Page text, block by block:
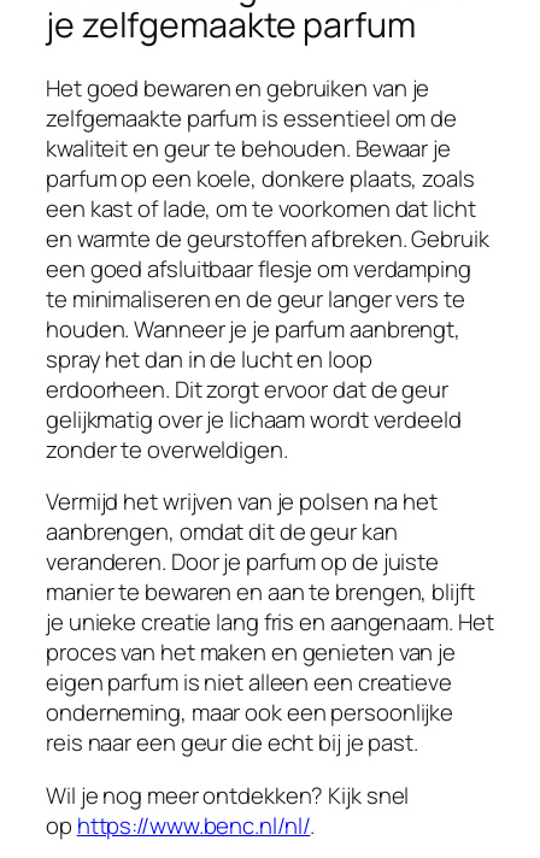
je zelfgemaakte parfum
Het goed bewaren en gebruiken van je
zelfgemaakte parfum is essentieel om de
kwaliteit en geur te behouden. Bewaar je
parfum op een koele, donkere plaats, zoals
een kast of lade, om te voorkomen dat licht
en warmte de geurstoffen afbreken. Gebruik
een goed afsluitbaar flesje om verdamping
te minimaliseren en de geur langer vers te
houden. Wanneer je je parfum aanbrengt,
spray het dan in de lucht en loop
erdoorheen. Dit zorgt ervoor dat de geur
gelijkmatig over je lichaam wordt verdeeld
zonder te overweldigen.
Vermijd het wrijven van je polsen na het
aanbrengen, omdat dit de geur kan
veranderen. Door je parfum op de juiste
manier te bewaren en aan te brengen, blijft
je unieke creatie lang fris en aangenaam. Het
proces van het maken en genieten van je
eigen parfum is niet alleen een creatieve
onderneming, maar ook een persoonlijke
reis naar een geur die echt bij je past.
Wil je nog meer ontdekken? Kijk snel
op https://www.benc.nl/nl/.